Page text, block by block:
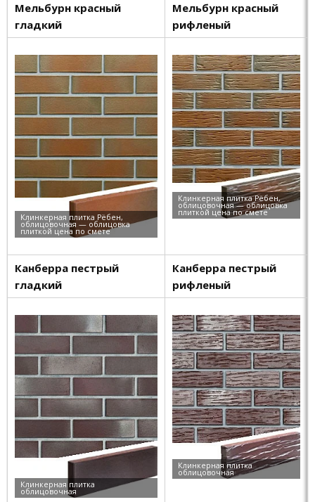
Мельбурн красный
гладкий
Мельбурн красный
рифленый
Канберра пестрый
гладкий
Канберра пестрый
рифленый